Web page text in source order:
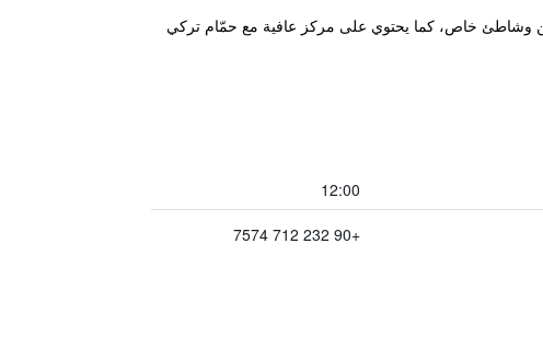
حراري وحوض استحمام ساخن وشاطئ خاص، كما يحتوي على مركز عافية مع حمّام تركي
12:00
+90 232 712 7574